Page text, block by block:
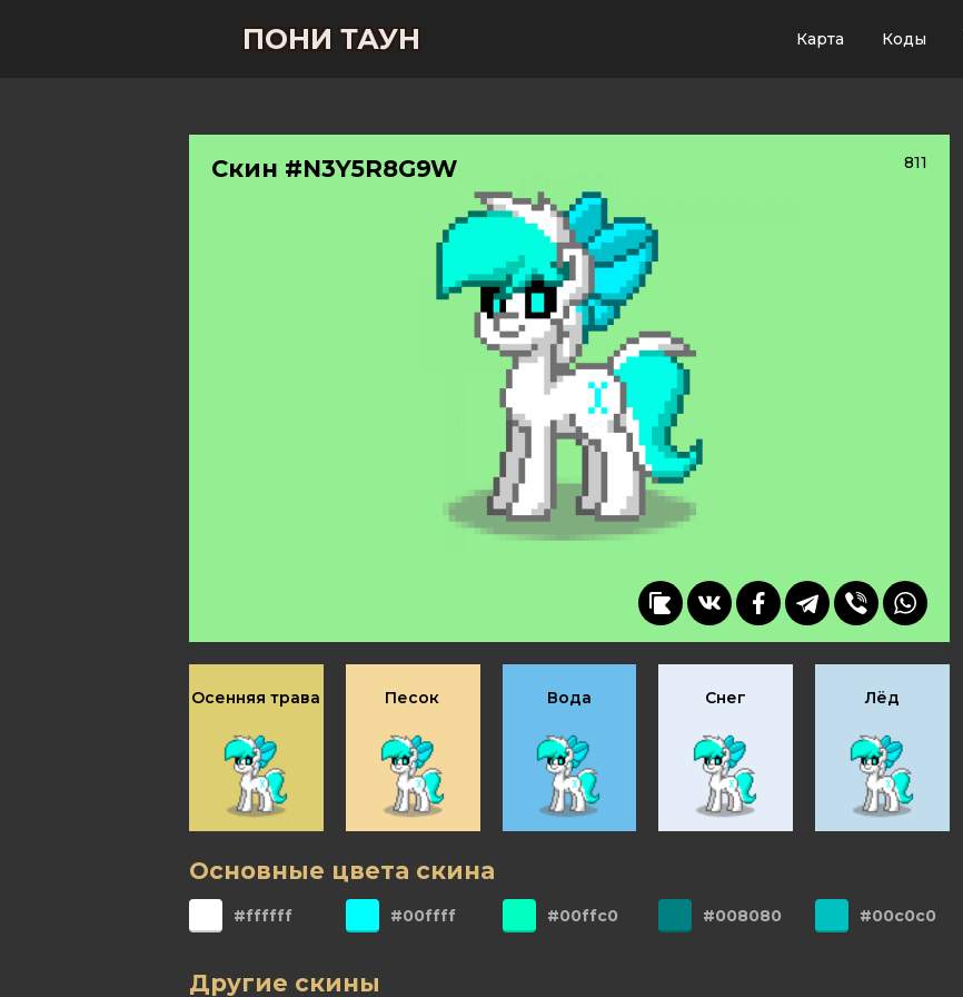
ПОНИ ТАУН Карта Коды
Скин #N3Y5R8G9W 811
Осенняя трава Песок Вода Снег Лёд
Основные цвета скина
#ffffff #00ffff #00ffc0 #008080 #00c0c0
Другие скины